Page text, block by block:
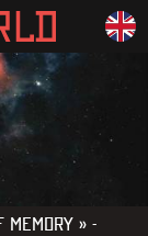
MEMORY » -